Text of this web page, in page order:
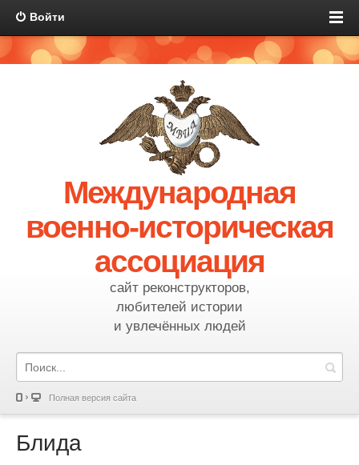
Войти
Международная
военно-историческая
ассоциация
сайт реконструкторов,
любителей истории
и увлечённых людей
Полная версия сайта
Блида